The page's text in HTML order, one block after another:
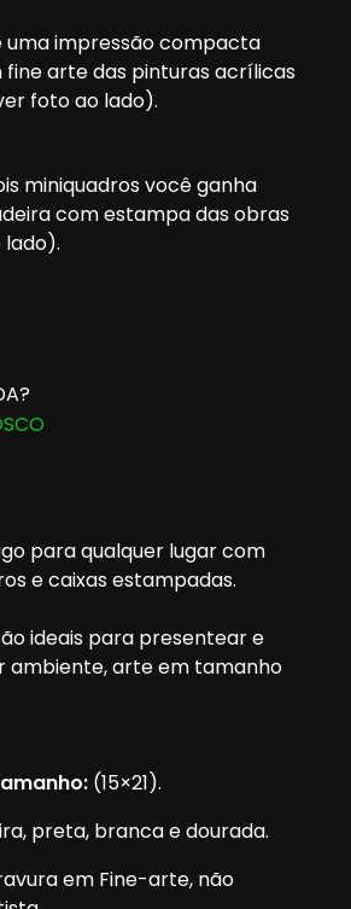
uma impressão compacta
fine arte das pinturas acrílicas
foto ao lado).
miniquadros você ganha
com estampa das obras
lado).
para qualquer lugar com
e caixas estampadas.
ideais para presentear e
ambiente, arte em tamanho
(15×21).
preta, branca e dourada.
em Fine-arte, não